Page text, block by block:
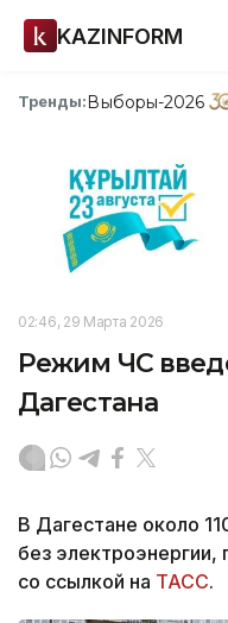
KAZINFORM
Тренды:Выборы-2026
02:46, 29 Марта 2026
Режим ЧС
Дагестана
В Дагестане около
без
со ссылкой на ТАСС.